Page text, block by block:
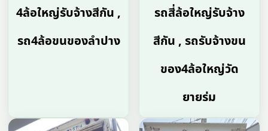
4ล้อใหญ่รับจ้างสีกัน ,
รถ4ล้อขนของลําปาง
รถสี่ล้อใหญ่รับจ้าง
สีกัน , รถรับจ้างขน
ของ4ล้อใหญ่วัด
ยายร่ม